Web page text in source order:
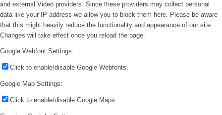
and external Video providers. Since these providers may collect personal
data like your IP address we allow you to block them here. Please be aware
that this might heavily reduce the functionality and appearance of our site.
Changes will take effect once you reload the page.
Google Webfont Settings:
Click to enable/disable Google Webfonts.
Google Map Settings:
Click to enable/disable Google Maps.